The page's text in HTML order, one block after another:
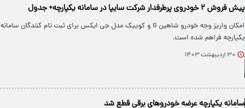
پیش فروش ۲ خودروی پرطرفدار شرکت سایپا در سامانه یکپارچه+ جدول
امکان واریز وجه خودرو شاهین G و کوییک مدل جی ایکس برای ثبت نام کنندگان سامانه
یکپارچه فراهم شده است.
۳۰ اردیبهشت ۱۴۰۳
سامانه یکپارچه عرضه خودروهای برقی قطع شد